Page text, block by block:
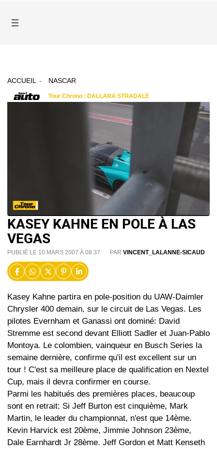
ACCUEIL NASCAR
KASEY KAHNE EN POLE À LAS
VEGAS
PUBLIÉ LE 10 MARS 2007 À 08:37 PAR VINCENT_LALANNE-SICAUD
Kasey Kahne partira en pole-position du UAW-Daimler
Chrysler 400 demain, sur le circuit de Las Vegas. Les
pilotes Evernham et Ganassi ont dominé: David
Stremme est second devant Elliott Sadler et Juan-Pablo
Montoya. Le colombien, vainqueur en Busch Series la
semaine dernière, confirme qu'il est excellent sur un
tour ! C'est sa meilleure place de qualification en Nextel
Cup, mais il devra confirmer en course.
Parmi les habitués des premières places, beaucoup
sont en retrait: Si Jeff Burton est cinquième, Mark
Martin, le leader du championnat, n'est que 14ème.
Kevin Harvick est 20ème, Jimmie Johnson 23ème,
Dale Earnhardt Jr 28ème. Jeff Gordon et Matt Kenseth